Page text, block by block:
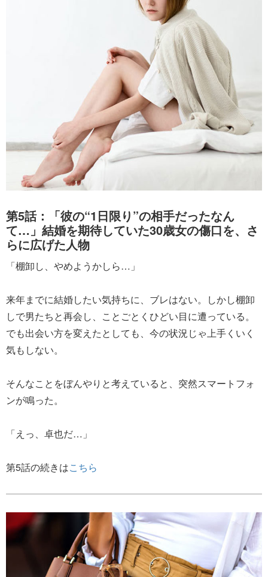
第5話：「彼の“1日限り”の相手だったなん
て…」結婚を期待していた30歳女の傷口を、さ
らに広げた人物
「棚卸し、やめようかしら…」
来年までに結婚したい気持ちに、ブレはない。しかし棚卸
しで男たちと再会し、ことごとくひどい目に遭っている。
でも出会い方を変えたとしても、今の状況じゃ上手くいく
気もしない。
そんなことをぼんやりと考えていると、突然スマートフォ
ンが鳴った。
「えっ、卓也だ…」
第5話の続きはこちら